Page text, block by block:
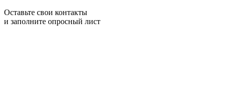
Оставьте свои контакты
и заполните опросный лист